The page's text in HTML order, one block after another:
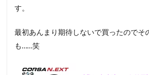
す。
最初あんまり期待しないで買ったのでそ
も……笑